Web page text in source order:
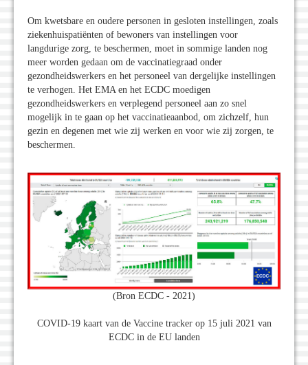
Om kwetsbare en oudere personen in gesloten instellingen, zoals
ziekenhuispatiënten of bewoners van instellingen voor
langdurige zorg, te beschermen, moet in sommige landen nog
meer worden gedaan om de vaccinatiegraad onder
gezondheidswerkers en het personeel van dergelijke instellingen
te verhogen. Het EMA en het ECDC moedigen
gezondheidswerkers en verplegend personeel aan zo snel
mogelijk in te gaan op het vaccinatieaanbod, om zichzelf, hun
gezin en degenen met wie zij werken en voor wie zij zorgen, te
beschermen.
(Bron ECDC - 2021)
COVID-19 kaart van de Vaccine tracker op 15 juli 2021 van
ECDC in de EU landen